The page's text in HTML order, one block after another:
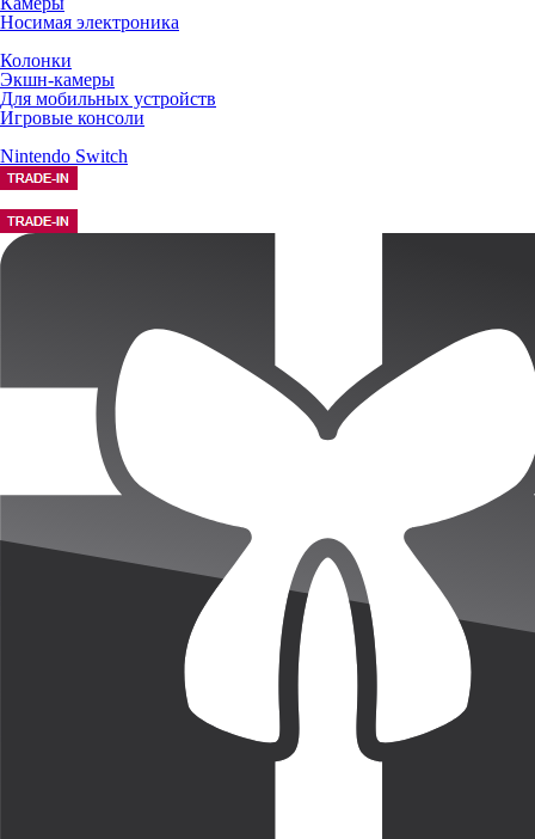
Носимая электроника
Колонки
Экшн-камеры
Для мобильных устройств
Игровые консоли
Nintendo Switch